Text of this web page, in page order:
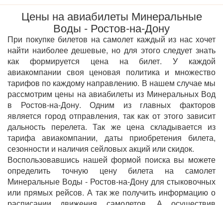
Цены на авиабилеты Минеральные
Воды - Ростов-на-Дону
При покупке билетов на самолет каждый из нас хочет
найти наиболее дешевые, но для этого следует знать
как формируется цена на билет. У каждой
авиакомпании своя ценовая политика и множество
тарифов по каждому направлению. В нашем случае мы
рассмотрим цены на авиабилеты из Минеральных Вод
в Ростов-на-Дону. Одним из главных факторов
является город отправления, так как от этого зависит
дальность перелета. Так же цена складывается из
тарифа авиакомпании, даты приобретения билета,
сезонности и наличия сейловых акций или скидок.
Воспользовавшись нашей формой поиска вы можете
определить точную цену билета на самолет
Минеральные Воды - Ростов-на-Дону для стыковочных
или прямых рейсов. А так же получить информацию о